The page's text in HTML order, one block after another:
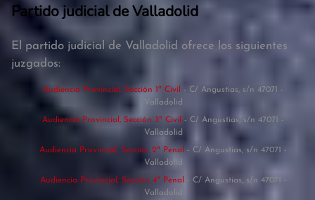
Partido judicial de Valladolid
El partido judicial de Valladolid ofrece los siguientes
juzgados:
Audiencia Provincial, Sección 1ª Civil - C/ Angustias, s/n 47071 -
Valladolid
Audiencia Provincial, Sección 3ª Civil - C/ Angustias, s/n 47071 -
Valladolid
Audiencia Provincial, Sección 2ª Penal - C/ Angustias, s/n 47071 -
Valladolid
Audiencia Provincial, Sección 4ª Penal
- C/ Angustias, s/n 47071 -
Valladolid